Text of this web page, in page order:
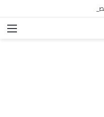
المهربة بالبساتين